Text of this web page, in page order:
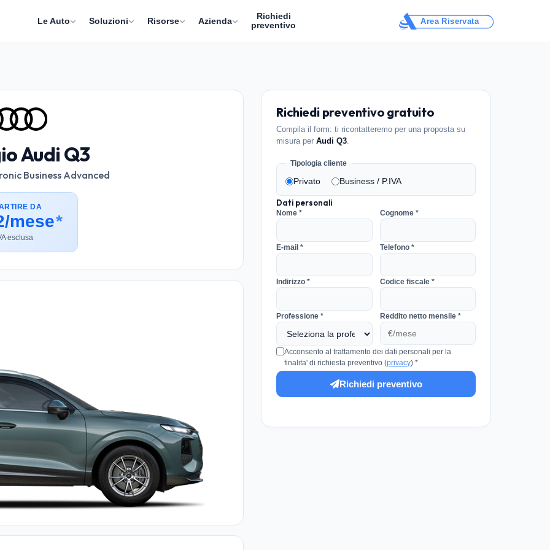
Le Auto Soluzioni Risorse Azienda
Richiedi
preventivo
Area Riservata
Audi Q3
Business Advanced
DA
mese*
esclusa
Richiedi preventivo gratuito
Compila il form: ti ricontatteremo per una proposta su
misura perAudi Q3.
Tipologia cliente
Privato Business / P.IVA
Dati personali
Nome * Cognome *
E-mail * Telefono *
Indirizzo * Codice fiscale *
Professione * Reddito netto mensile *
Acconsento al trattamento dei dati personali per la
finalita' di richiesta preventivo (privacy) *
Richiedi preventivo